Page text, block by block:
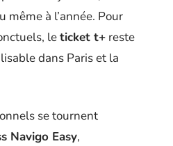
même à l’année. Pour
leticket t+ reste
dans Paris et la
se tournent
Navigo Easy,